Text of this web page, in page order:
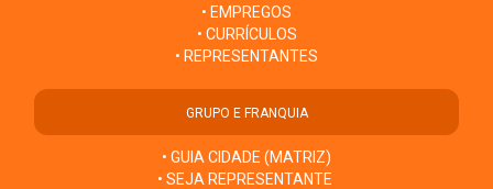
• EMPREGOS
• CURRÍCULOS
• REPRESENTANTES
GRUPO E FRANQUIA
• GUIA CIDADE (MATRIZ)
• SEJA REPRESENTANTE